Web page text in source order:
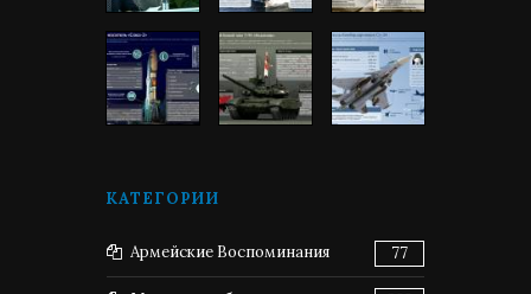
КАТЕГОРИИ
Армейские Воспоминания 77